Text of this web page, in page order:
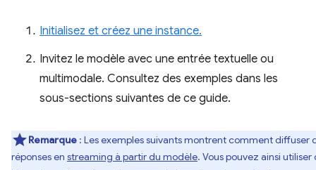
Initialisez et créez une instance.
Invitez le modèle avec une entrée textuelle ou
multimodale. Consultez des exemples dans les
sous-sections suivantes de ce guide.
Remarque : Les exemples suivants montrent comment diffuser
réponses en streaming à partir du modèle. Vous pouvez ainsi utiliser